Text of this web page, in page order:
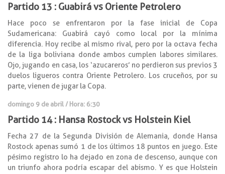
Partido 13 : Guabirá vs Oriente Petrolero
Hace poco se enfrentaron por la fase inicial de Copa
Sudamericana: Guabirá cayó como local por la mínima
diferencia. Hoy recibe al mismo rival, pero por la octava fecha
de la liga boliviana donde ambos cumplen labores similares.
Ojo, jugando en casa, los ‘azucareros’ no perdieron sus previos 3
duelos ligueros contra Oriente Petrolero. Los cruceños, por su
parte, vienen de jugar la Copa.
domingo 9 de abril / Hora: 6:30
Partido 14 : Hansa Rostock vs Holstein Kiel
Fecha 27 de la Segunda División de Alemania, donde Hansa
Rostock apenas sumó 1 de los últimos 18 puntos en juego. Este
pésimo registro lo ha dejado en zona de descenso, aunque con
un triunfo ahora podría escapar del abismo. Y es que Holstein